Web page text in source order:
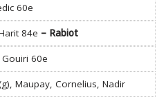
60e
84e – Rabiot
Gouiri 60e
Maupay, Cornelius, Nadir